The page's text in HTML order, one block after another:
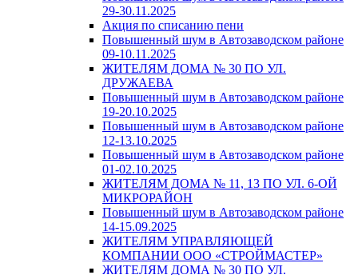
29-30.11.2025
Акция по списанию пени
Повышенный шум в Автозаводском районе
09-10.11.2025
ЖИТЕЛЯМ ДОМА № 30 ПО УЛ.
ДРУЖАЕВА
Повышенный шум в Автозаводском районе
19-20.10.2025
Повышенный шум в Автозаводском районе
12-13.10.2025
Повышенный шум в Автозаводском районе
01-02.10.2025
ЖИТЕЛЯМ ДОМА № 11, 13 ПО УЛ. 6-ОЙ
МИКРОРАЙОН
Повышенный шум в Автозаводском районе
14-15.09.2025
ЖИТЕЛЯМ УПРАВЛЯЮЩЕЙ
КОМПАНИИ ООО «СТРОЙМАСТЕР»
ЖИТЕЛЯМ ДОМА № 30 ПО УЛ.